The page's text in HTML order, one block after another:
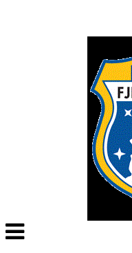
Veksle
navigasjon